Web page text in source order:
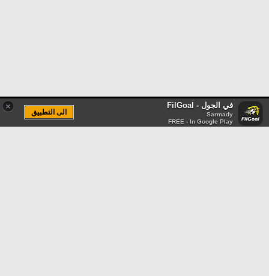
× في الجول - FilGoal
Sarmady
FREE - In Google Play
الى التطبيق